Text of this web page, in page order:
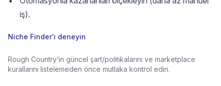
iş).
Niche Finder’ı deneyin
Rough Country’in güncel şart/politikalarını ve marketplace
kurallarını listelemeden önce mutlaka kontrol edin.